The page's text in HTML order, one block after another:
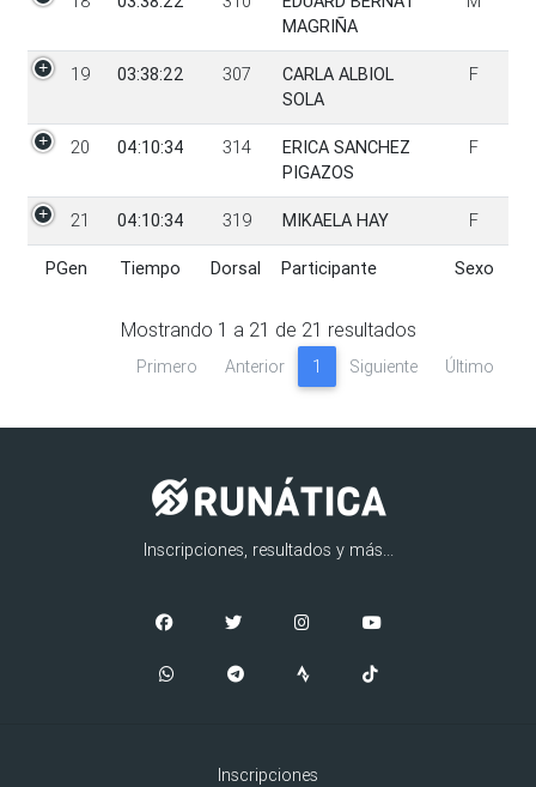
PGen Tiempo Dorsal Participante Sexo
MAGRIÑA
19 03:38:22 307
CARLA ALBIOL
SOLA
F
20 04:10:34 314
ERICA SANCHEZ
PIGAZOS
F
21 04:10:34 319 MIKAELA HAY F
PGen Tiempo Dorsal Participante Sexo
Mostrando 1 a 21 de 21 resultados
Primero Anterior 1 Siguiente Último
Inscripciones, resultados y más...
Inscripciones